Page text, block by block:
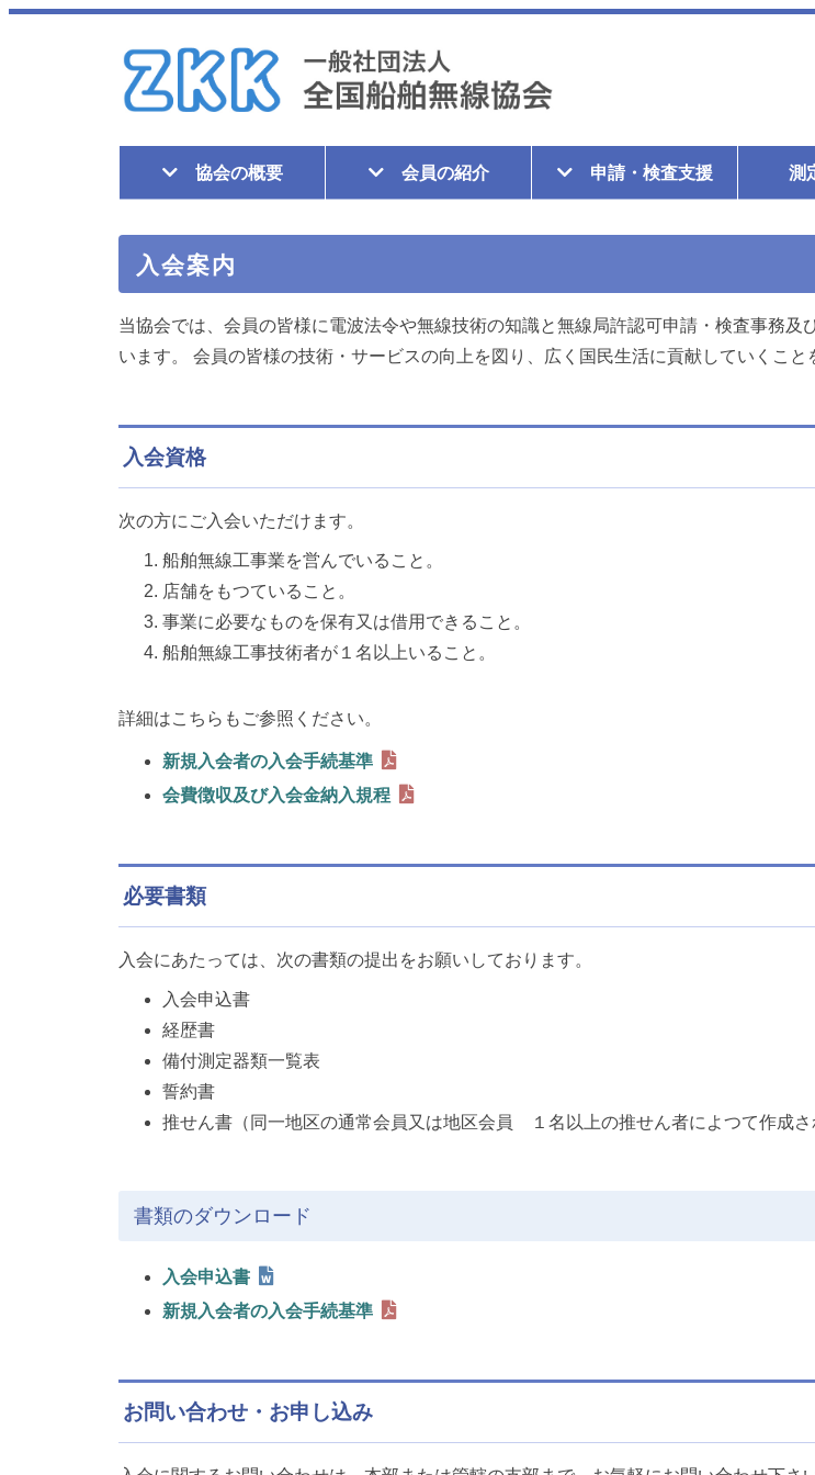
協会の概要 会員の紹介 申請・検査支援 測
入会案内
当協会では、会員の皆様に電波法令や無線技術の知識と無線局許認可申請・検査事務及
います。 会員の皆様の技術・サービスの向上を図り、広く国民生活に貢献していくこと
入会資格
次の方にご入会いただけます。
船舶無線工事業を営んでいること。
店舗をもつていること。
事業に必要なものを保有又は借用できること。
船舶無線工事技術者が１名以上いること。
詳細はこちらもご参照ください。
新規入会者の入会手続基準
会費徴収及び入会金納入規程
必要書類
入会にあたっては、次の書類の提出をお願いしております。
入会申込書
経歴書
備付測定器類一覧表
誓約書
推せん書（同一地区の通常会員又は地区会員 １名以上の推せん者によつて作成さ
書類のダウンロード
入会申込書
新規入会者の入会手続基準
お問い合わせ・お申し込み